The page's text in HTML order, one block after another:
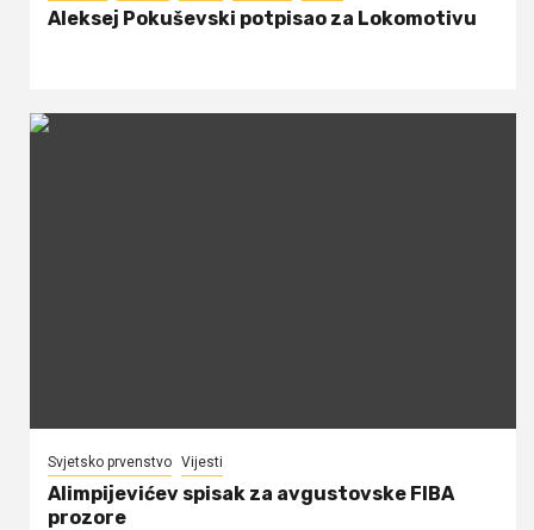
Aleksej Pokuševski potpisao za Lokomotivu
Svjetsko prvenstvo Vijesti
Alimpijevićev spisak za avgustovske FIBA
prozore